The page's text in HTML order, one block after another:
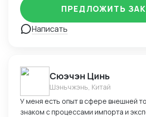
иностранных юрисдикциях.
сделок. Анализ условий договоров,
интересов клиента в судах,
Написать
ПРЕДЛОЖИТЬ
Cюэчэн Цинь
Шэньчжэнь, Китай
У меня есть опыт в сфере внешней
знаком с процессами импорта и